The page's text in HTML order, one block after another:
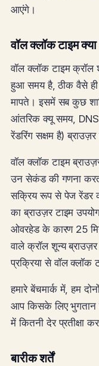
आएंगे।
वॉल क्लॉक टाइम
वॉल क्लॉक टाइम
हुआ समय है, ठीक वैसे ही
मापते। इसमें सब कुछ
आंतरिक क्यू समय, DNS
रेंडरिंग सक्षम है)
वॉल क्लॉक टाइम
उन सेकंड की गणना
सक्रिय रूप से पेज रेंडर
का ब्राउज़र टाइम
ओवरहेड के कारण 25
वाले क्रॉल शून्य
प्रक्रिया से वॉल क्लॉक
हमारे बेंचमार्क में, हम
आप किसके लिए भुगतान
में कितनी देर प्रतीक्षा
बारीक शर्तें